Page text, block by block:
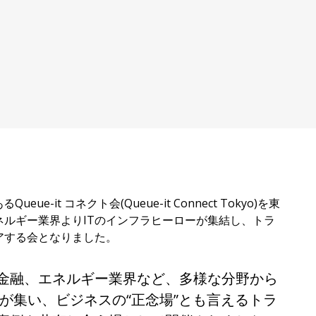
Queue-it コネクト会(Queue-it Connect Tokyo)を東
ギー業界よりITのインフラヒーローが集結し、トラ
る会となりました。
、エネルギー業界など、多様な分野から
集い、ビジネスの“正念場”とも言えるトラ